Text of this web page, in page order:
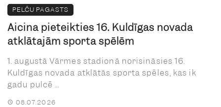
PELČU PAGASTS
Aicina pieteikties 16. Kuldīgas novada
atklātajām sporta spēlēm
1. augustā Vārmes stadionā norisināsies 16.
Kuldīgas novada atklātās sporta spēles, kas ik
gadu pulcē ...
08.07.2026